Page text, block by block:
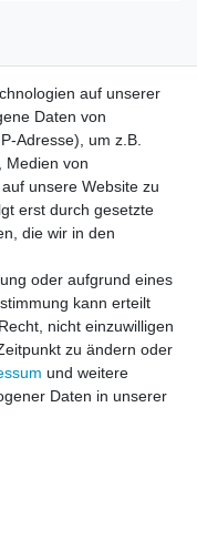
auf unserer
Daten von
Adresse), um z.B.
Medien von
unsere Website zu
erst durch gesetzte
die wir in den
oder aufgrund eines
kann erteilt
nicht einzuwilligen
zu ändern oder
und weitere
Daten in unserer
AGB
Kontakt
auf unserer
Daten von
Adresse), um z.B.
Medien von
unsere Website zu
erst durch gesetzte
die wir in den
oder aufgrund eines
kann erteilt
nicht einzuwilligen
zu ändern oder
und weitere
Daten in unserer